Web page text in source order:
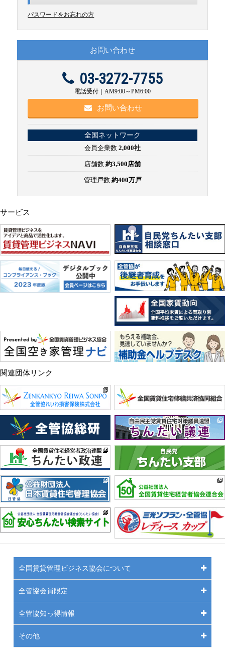
パスワードをお忘れの方
お問い合わせ
03-3272-7755
電話受付｜AM9:00～PM6:00
お問い合わせ
全国ネットワーク
会員企業数 2,000社
店舗数 約3,500店舗
管理戸数 約400万戸
サービス
関連団体リンク
全国賃貸管理ビジネス協会について
全管協会員限定
全管協知っ得情報
その他